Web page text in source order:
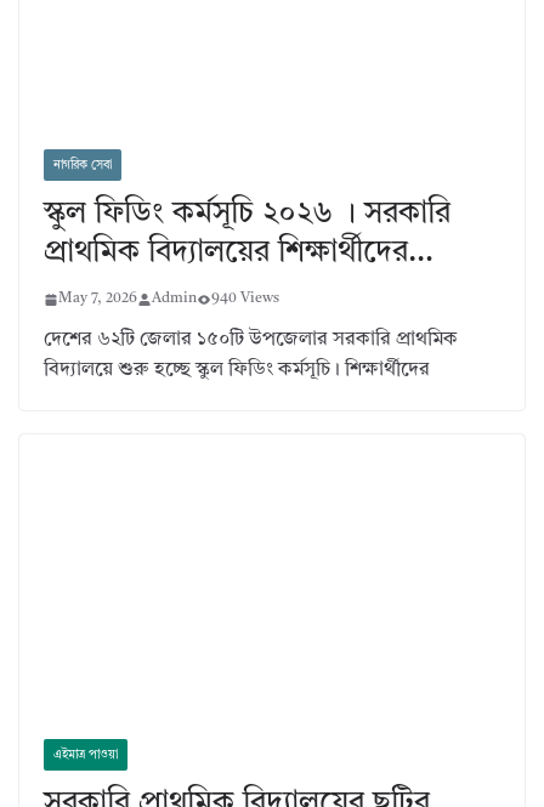
নাগরিক সেবা
স্কুল ফিডিং কর্মসূচি ২০২৬ । সরকারি
প্রাথমিক বিদ্যালয়ের শিক্ষার্থীদের…
May 7, 2026 Admin 940 Views
দেশের ৬২টি জেলার ১৫০টি উপজেলার সরকারি প্রাথমিক
বিদ্যালয়ে শুরু হচ্ছে স্কুল ফিডিং কর্মসূচি। শিক্ষার্থীদের
এইমাত্র পাওয়া